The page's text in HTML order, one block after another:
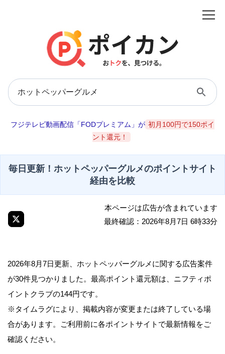
フジテレビ動画配信「FODプレミアム」が 初月100円で150ポイ
ント還元！
毎日更新！ホットペッパーグルメのポイントサイト
経由を比較
本ページは広告が含まれています
最終確認：2026年8月7日 6時33分
2026年8月7日更新、ホットペッパーグルメに関する広告案件
が30件見つかりました。最高ポイント還元額は、ニフティポ
イントクラブの144円です。
※タイムラグにより、掲載内容が変更または終了している場
合があります。ご利用前に各ポイントサイトで最新情報をご
確認ください。